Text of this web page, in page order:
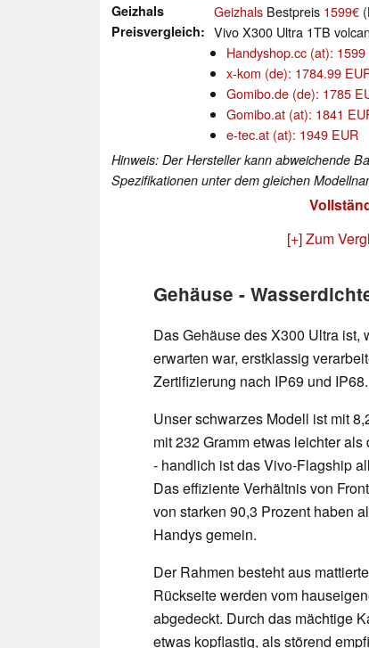
Geizhals
Preisvergleich
Geizhals Bestpreis 1599€
Vivo X300 Ultra 1TB
Handyshop.cc (at):
x-kom (de): 1784.99
Gomibo.de (de): 1785
Gomibo.at (at): 1841
e-tec.at (at): 1949 EUR
Hinweis: Der Hersteller kann abweichende
Spezifikationen unter dem gleichen
[+] Zum
Gehäuse -
Das Gehäuse des X300 Ultra ist,
erwarten war, erstklassig
Zertifizierung nach IP69 und IP68.
Unser schwarzes Modell ist mit
mit 232 Gramm etwas leichter
- handlich ist das Vivo-Flagship
Das effiziente Verhältnis von
von starken 90,3 Prozent haben
Handys gemein.
Der Rahmen besteht aus
Rückseite werden vom
abgedeckt. Durch das mächtige
etwas kopflastig, als störend